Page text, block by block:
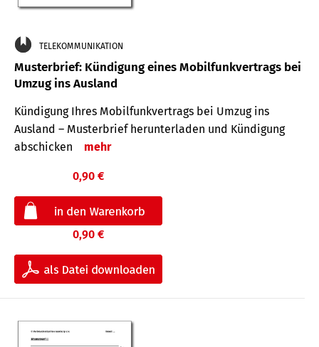
TELEKOMMUNIKATION
Musterbrief: Kündigung eines Mobilfunkvertrags bei
Umzug ins Ausland
Kündigung Ihres Mobilfunkvertrags bei Umzug ins
Ausland – Musterbrief herunterladen und Kündigung
abschicken
mehr
0,90 €
0,90 €